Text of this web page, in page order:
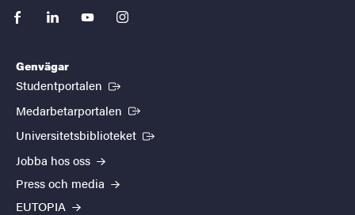
facebooklinkedinyoutubeinstagram
Genvägar
Studentportalen (Extern länk)
Medarbetarportalen (Extern länk)
Universitetsbiblioteket (Extern länk)
Jobba hos oss
Press och media
EUTOPIA